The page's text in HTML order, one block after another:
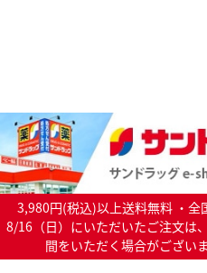
3,980円(税込)以上送料無料 ・
8/16（日）にいただいたご注文は
間をいただく場合がござい